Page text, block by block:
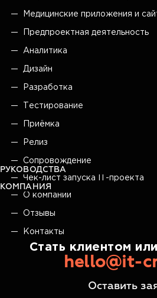
Медицинские приложения и
Предпроектная деятельность
Аналитика
Дизайн
Разработка
Тестирование
Приёмка
Релиз
Сопровождение
РУКОВОДСТВА
Чек-лист запуска IT-проекта
КОМПАНИЯ
О компании
Отзывы
Контакты
Стать клиентом
hello@it-
Оставить